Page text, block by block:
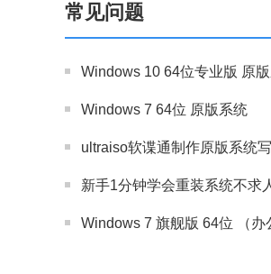
常见问题
Windows 10 64位专业版 原
Windows 7 64位 原版系统
ultraiso软谍通制作原版系统
新手1分钟学会重装系统不求
Windows 7 旗舰版 64位 （办